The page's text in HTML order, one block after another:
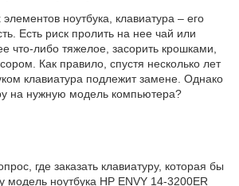
ноутбука, клавиатура – его
Есть риск пролить на нее чай или
что-либо тяжелое, засорить крошками,
Как правило, спустя несколько лет
клавиатура подлежит замене. Однако
на нужную модель компьютера?
где заказать клавиатуру, которая бы
модель ноутбука HP ENVY 14-3200ER